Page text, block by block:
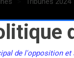
de l'opposition